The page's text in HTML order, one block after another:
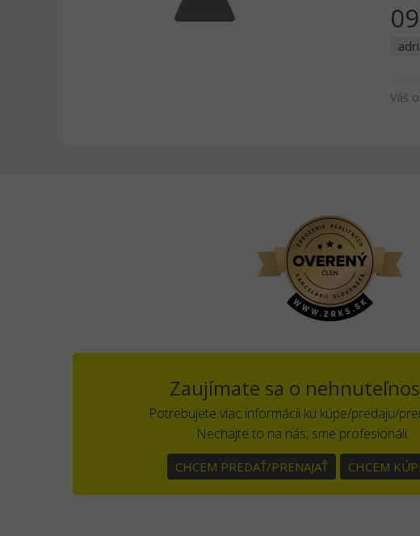
Váš
Zaujímate sa o
Potrebujete viac informácii ku kúpe/predaju/
Nechajte to na nás, sme profesionáli.
CHCEM PREDAŤ/PRENAJAŤ CHCEM